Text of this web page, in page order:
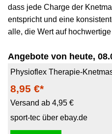
dass jede Charge der
entspricht und eine
alle, die Wert auf
Angebote von heute,
Physioflex Therapie-
8,95 €*
Versand ab 4,95 €
sport-tec über ebay.de